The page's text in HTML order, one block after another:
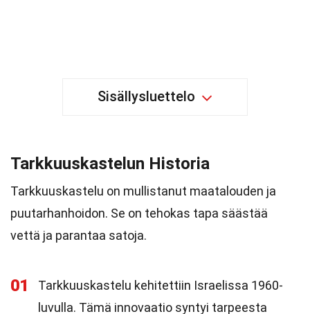
Sisällysluettelo
Tarkkuuskastelun Historia
Tarkkuuskastelu on mullistanut maatalouden ja
puutarhanhoidon. Se on tehokas tapa säästää
vettä ja parantaa satoja.
01
Tarkkuuskastelu kehitettiin Israelissa 1960-
luvulla. Tämä innovaatio syntyi tarpeesta